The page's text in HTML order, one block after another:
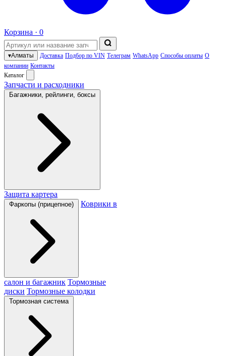
Корзина · 0
▾Алматы Доставка Подбор по VIN Телеграм WhatsApp Способы оплаты О
компании Контакты
Каталог
Запчасти и расходники
Багажники, рейлинги, боксы
Защита картера
Фаркопы (прицепное) Коврики в
салон и багажник Тормозные
диски Тормозные колодки
Тормозная система